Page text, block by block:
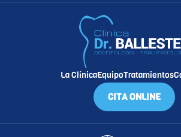
La ClínicaEquipoTratamientos
CITA ONLINE